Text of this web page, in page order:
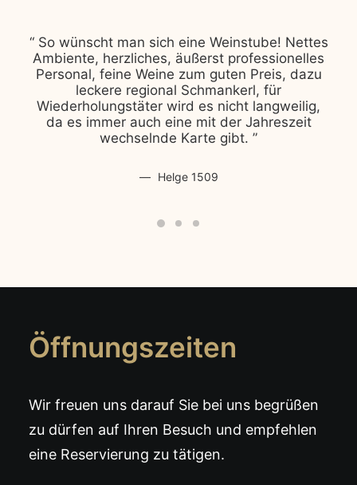
“ So wünscht man sich eine Weinstube! Nettes
Ambiente, herzliches, äußerst professionelles
Personal, feine Weine zum guten Preis, dazu
leckere regional Schmankerl, für
Wiederholungstäter wird es nicht langweilig,
da es immer auch eine mit der Jahreszeit
wechselnde Karte gibt. ”
Helge 1509
Öffnungszeiten
Wir freuen uns darauf Sie bei uns begrüßen
zu dürfen auf Ihren Besuch und empfehlen
eine Reservierung zu tätigen.